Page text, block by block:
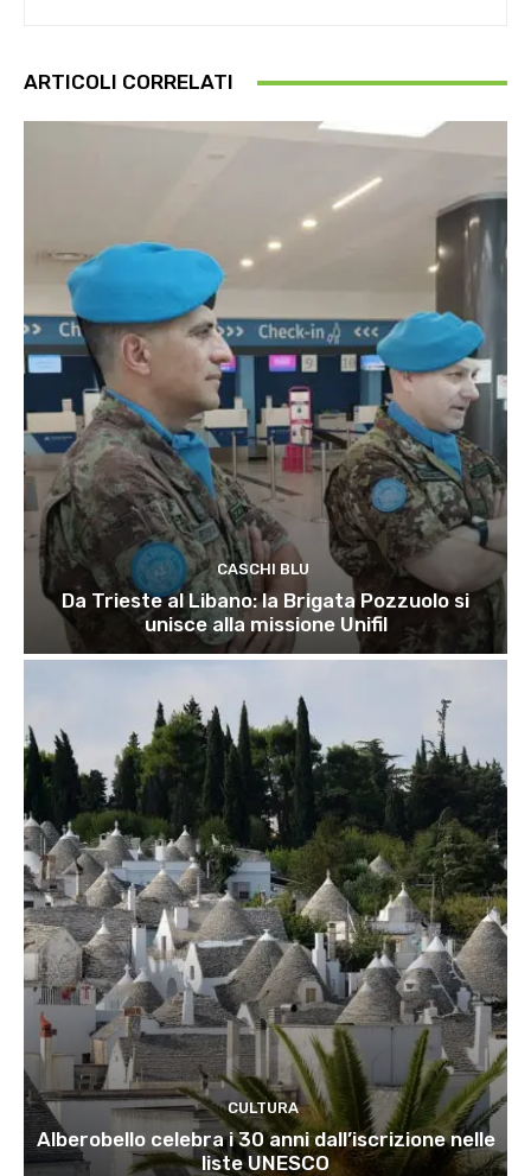
ARTICOLI CORRELATI
CASCHI BLU
Da Trieste al Libano: la Brigata Pozzuolo si
unisce alla missione Unifil
CULTURA
Alberobello celebra i 30 anni dall’iscrizione nelle
liste UNESCO